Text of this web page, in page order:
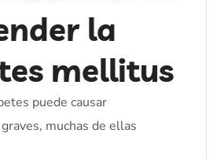
la
mellitus
puede causar
muchas de ellas